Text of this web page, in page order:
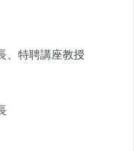
、特聘講座教授